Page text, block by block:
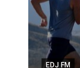
EDJ FM